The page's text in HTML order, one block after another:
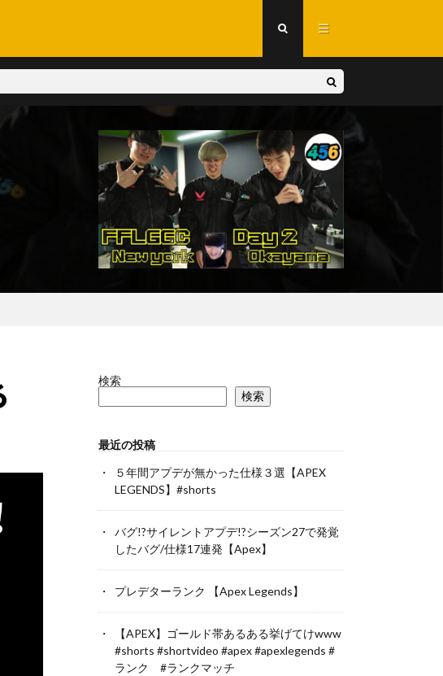
検索
検索
最近の投稿
５年間アプデが無かった仕様３選【APEX
LEGENDS】#shorts
バグ!?サイレントアプデ!?シーズン27で発覚
したバグ/仕様17連発【Apex】
プレデターランク 【Apex Legends】
【APEX】ゴールド帯あるある挙げてけwww
#shorts #shortvideo #apex #apexlegends #
ランク #ランクマッチ